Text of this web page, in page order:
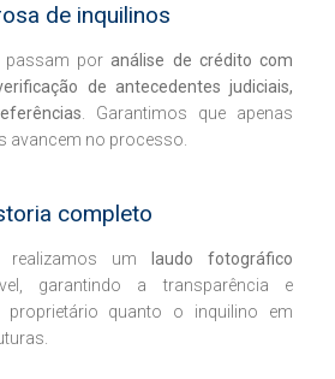
de inquilinos
passam por análise de crédito com
de antecedentes judiciais,
. Garantimos que apenas
avancem no processo.
completo
realizamos um
laudo fotográfico
garantindo a transparência e
proprietário quanto o inquilino em